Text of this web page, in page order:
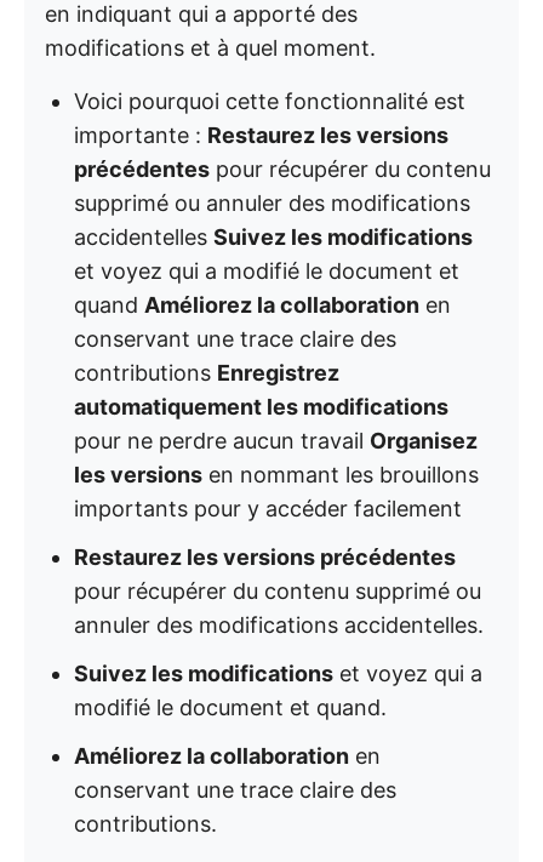
en indiquant qui a apporté des
modifications et à quel moment.
Voici pourquoi cette fonctionnalité est
importante : Restaurez les versions
précédentes pour récupérer du contenu
supprimé ou annuler des modifications
accidentelles Suivez les modifications
et voyez qui a modifié le document et
quand Améliorez la collaboration en
conservant une trace claire des
contributions Enregistrez
automatiquement les modifications
pour ne perdre aucun travail Organisez
les versions en nommant les brouillons
importants pour y accéder facilement
Restaurez les versions précédentes
pour récupérer du contenu supprimé ou
annuler des modifications accidentelles.
Suivez les modifications et voyez qui a
modifié le document et quand.
Améliorez la collaboration en
conservant une trace claire des
contributions.